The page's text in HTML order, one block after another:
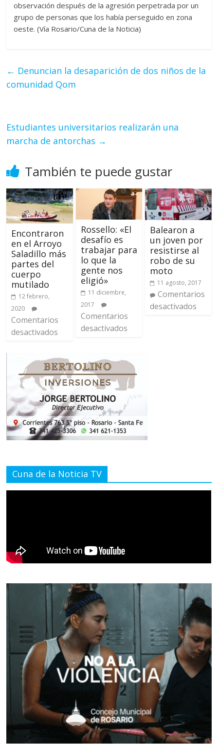
observación después de la agresión perpetrada por un
grupo de personas que los había perseguido en zona
oeste. (Vía Rosario/Cuna de la Noticia)
← Denuncian la desaparición de dos niños de la
comunidad Qom
Estudiantes universitarios realizarán una
marcha de antorchas →
También te puede gustar
Encontraron
en el Arroyo
Saladillo más
partes del
cuerpo
mutilado
12 febrero,
2020
Comentarios
desactivados
Rossello: «El
desafío es
trabajar para
lo que la
gente nos
eligió»
11 diciembre,
2017
Comentarios
desactivados
Balearon a
un joven por
resistirse al
robo de su
moto
11 agosto, 2017
Comentarios
desactivados
Cuna de la Noticia TV